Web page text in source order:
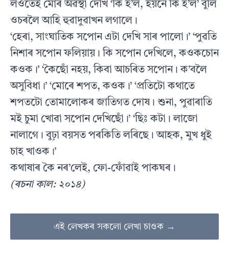
লওঁতেই মোৰ অৱস্থা দেখি ‘কি হ’ল, হয়নে কি হ’ল’ বুলি
ওচৰলৈ আহি হুৱাদুৱাখন লগালে।
‘হেৰা, সাংঘাতিক সপোন এটা দেখি সাৰ পালো।’ ‘পুৱতি
নিশাৰ সপোন ফলিয়ায়। কি সপোন দেখিলে, কওকচোন
কওক।’ ‘কৈছোঁ নহয়, কিবা আচৰিত সপোন। ক’বলৈ
অসুবিধা।’ ‘মোৰে শপত, কওক।’ ‘প্ৰতিটো কথাতে
শপতটো তোমালোকৰ জাতিগত দোষ। শুনা, পুৱাৰাতি
মই চুমা খোৱা সপোন দেখিছোঁ।’ ‘ছিঃ কটা। লাজো
নালাগে। বুঢ়া বয়সত পৰকিতি লৰিছে। আহক, মুখ ধুই
চাহ খাওক।’
কথাষাৰ কৈ নৰ’লেই, ফো-ফোঁৱাই পাকঘৰ।
(ৰচনা কাল: ২০১৪)
এই লেখকৰ সকলো লেখা চাওক →